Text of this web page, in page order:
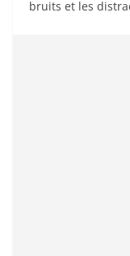
bruits et les